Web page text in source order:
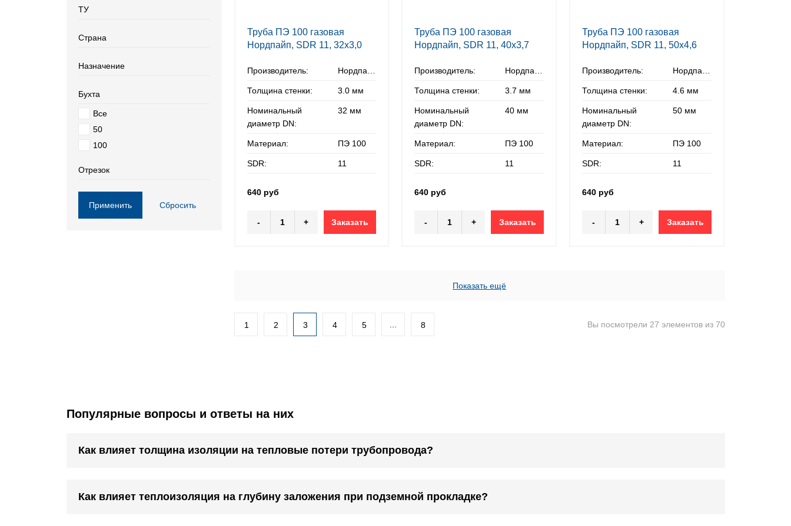
ТУ
Страна
Назначение
Бухта
Все
50
100
Отрезок
Применить Сбросить
Труба ПЭ 100 газовая
Нордпайп, SDR 11, 32х3,0
Производитель:
Толщина стенки: 3.0 мм
Номинальный
диаметр DN:
32 мм
Материал: ПЭ 100
SDR: 11
640 руб
- + Заказать
Труба ПЭ 100 газовая
Нордпайп, SDR 11, 40х3,7
Производитель:
Толщина стенки: 3.7 мм
Номинальный
диаметр DN:
40 мм
Материал: ПЭ 100
SDR: 11
640 руб
- + Заказать
Труба ПЭ 100 газовая
Нордпайп, SDR 11, 50х4,6
Производитель:
Толщина стенки: 4.6 мм
Номинальный
диаметр DN:
50 мм
Материал: ПЭ 100
SDR: 11
640 руб
- + Заказать
Показать ещё
1 2 3 4 5 8 Вы посмотрели 27 элементов из 70
Популярные вопросы и ответы на них
Как влияет толщина изоляции на тепловые потери трубопровода?
Как влияет теплоизоляция на глубину заложения при подземной прокладке?